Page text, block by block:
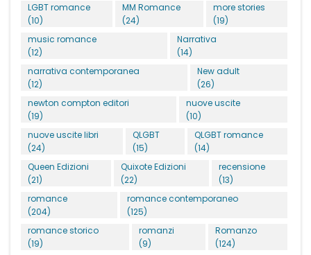
LGBT romance
(10)
MM Romance
(24)
more stories
(19)
music romance
(12)
Narrativa
(14)
narrativa contemporanea
(12)
New adult
(26)
newton compton editori
(19)
nuove uscite
(10)
nuove uscite libri
(24)
QLGBT
(15)
QLGBT romance
(14)
Queen Edizioni
(21)
Quixote Edizioni
(22)
recensione
(13)
romance
(204)
romance contemporaneo
(125)
romance storico
(19)
romanzi
(9)
Romanzo
(124)